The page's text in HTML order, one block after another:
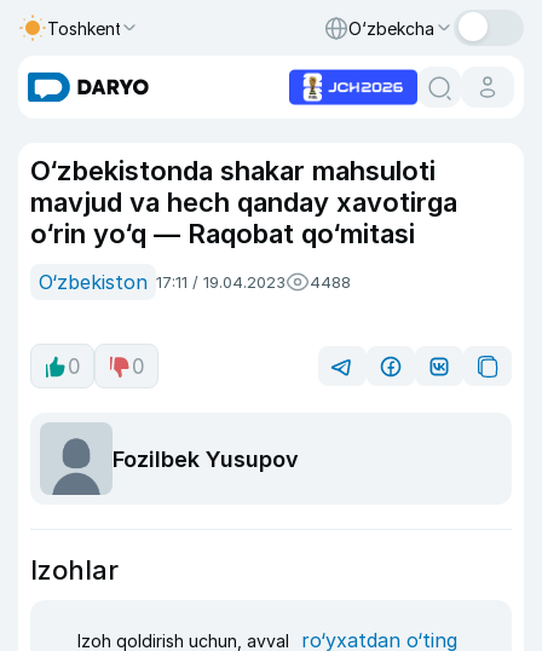
Toshkent O‘zbekcha
O‘zbekistonda shakar mahsuloti
mavjud va hech qanday xavotirga
o‘rin yo‘q — Raqobat qo‘mitasi
O‘zbekiston 17:11 / 19.04.2023 4488
0 0
Fozilbek Yusupov
Izohlar
Izoh qoldirish uchun, avval ro‘yxatdan o‘ting